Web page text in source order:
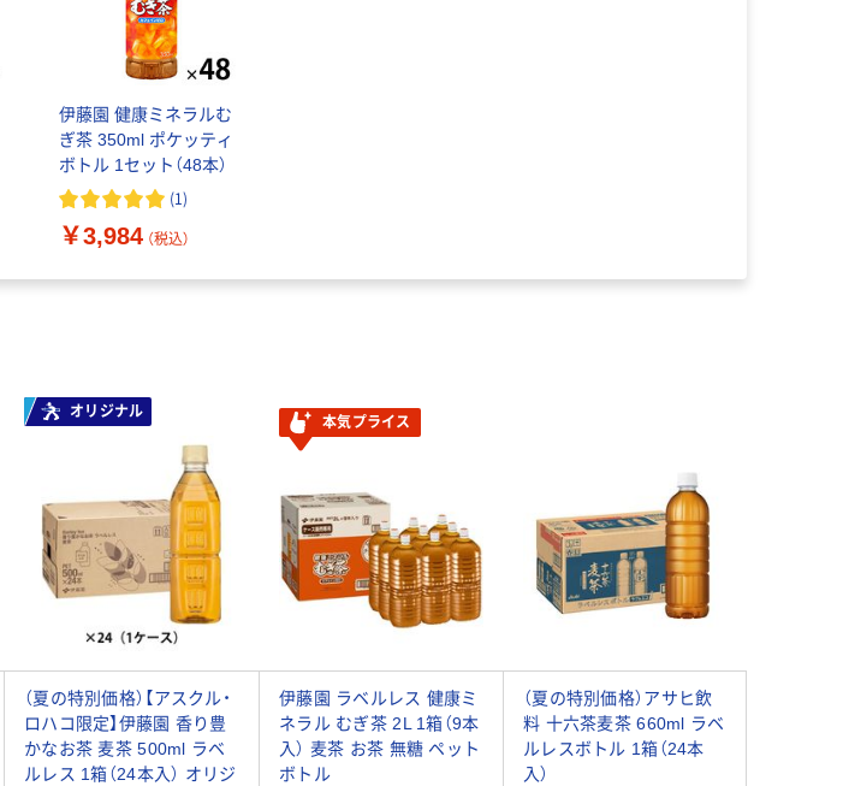
伊藤園 健康ミネラルむ
ぎ茶 350ml ポケッティ
ボトル 1セット（48本）
(1)
￥3,984 （税込）
オリジナル
本気プライス
（夏の特別価格）【アスクル・
ロハコ限定】伊藤園 香り豊
かなお茶 麦茶 500ml ラベ
ルレス 1箱（24本入） オリジ
伊藤園 ラベルレス 健康ミ
ネラル むぎ茶 2L 1箱（9本
入） 麦茶 お茶 無糖 ペット
ボトル
（夏の特別価格）アサヒ飲
料 十六茶麦茶 660ml ラベ
ルレスボトル 1箱（24本
入）